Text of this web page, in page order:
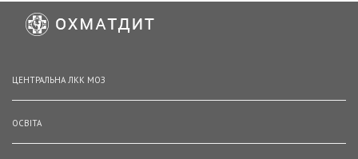
ЦЕНТРАЛЬНА ЛКК МОЗ
ОСВІТА